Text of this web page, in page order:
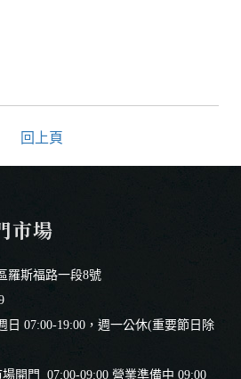
回上頁
市場
羅斯福路一段8號
日 07:00-19:00，週一公休(重要節日除
09:00 營業準備中 09:00